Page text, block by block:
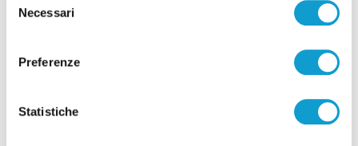
delNecessari
Preferenze
Statistiche
albero